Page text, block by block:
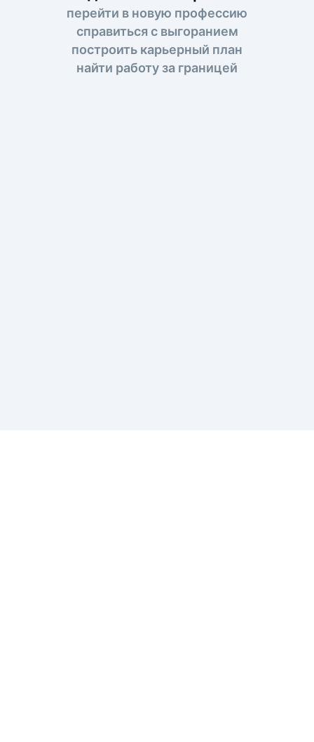
перейти в новую профессию
справиться с выгоранием
построить карьерный план
найти работу за границей